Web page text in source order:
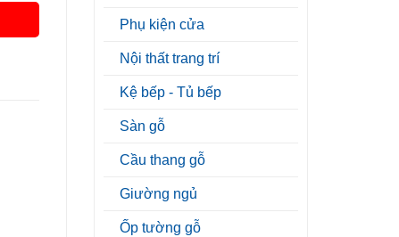
Phụ kiện cửa
Nội thất trang trí
Kệ bếp - Tủ bếp
Sàn gỗ
Cầu thang gỗ
Giường ngủ
Ốp tường gỗ